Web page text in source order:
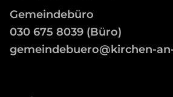
Gemeindebüro
030 675 8039 (Büro)
gemeindebuero@kirchen-